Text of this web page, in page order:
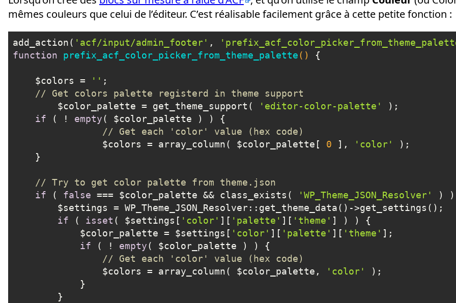
mêmes couleurs que celui de l’éditeur. C’est réalisable facilement grâce à cette petite fonction :
add_action( 'acf/input/admin_footer' ,
function
prefix_acf_color_picker_from_theme_palette() {
    $colors =
'' ;
// Get colors palette registerd in theme support
	$color_palette = get_theme_support(
'editor-color-palette'
);
if ( ! empty( $color_palette ) ) {
// Get each 'color' value (hex code)
		$colors = array_column( $color_palette[
0 ], 'color'
);
    }
// Try to get color palette from theme.json
if ( false === $color_palette && class_exists( 'WP_Theme_JSON_Resolver'
)
        $settings = WP_Theme_JSON_Resolver::get_theme_data()->get_settings();
if ( isset ( $settings[ 'color' ][ 'palette' ][ 'theme' ] ) ) {
            $color_palette = $settings[
'color' ][ 'palette' ][ 'theme' ];
if ( ! empty( $color_palette ) ) {
// Get each 'color' value (hex code)
                $colors = array_column( $color_palette,
'color'
);
            }
        }